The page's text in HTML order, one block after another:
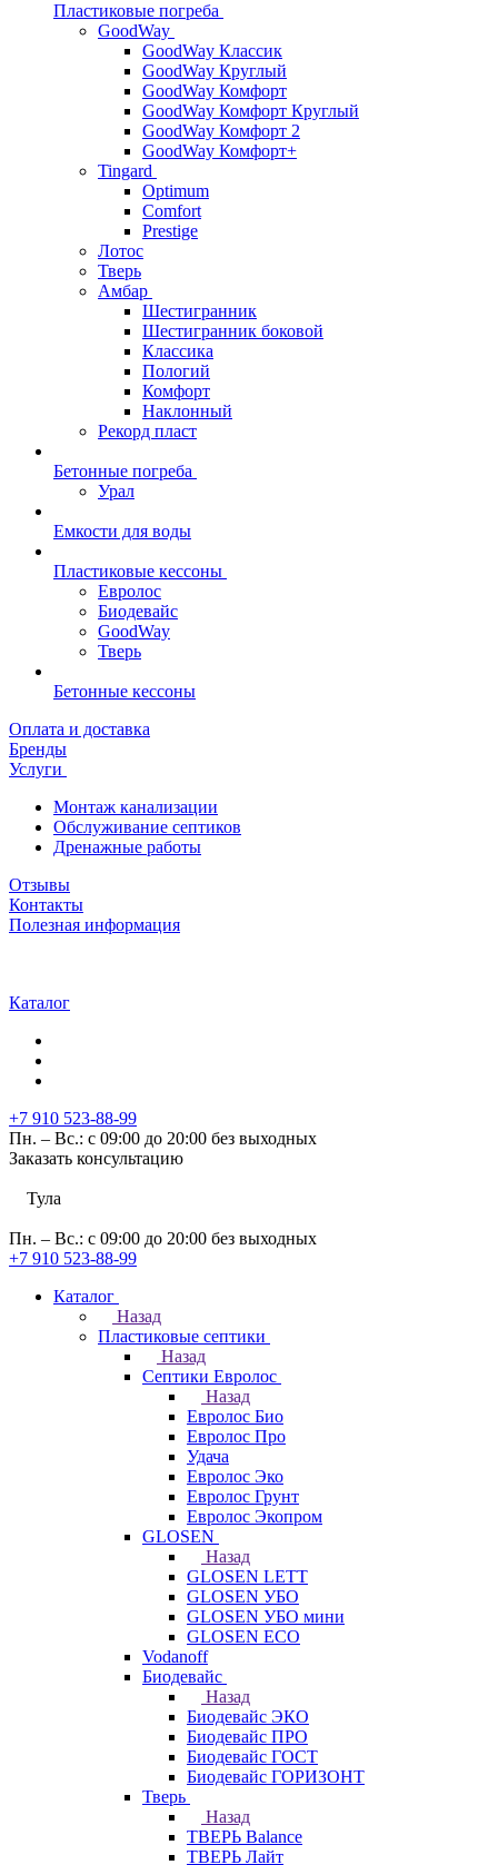
Пластиковые погреба
GoodWay
GoodWay Классик
GoodWay Круглый
GoodWay Комфорт
GoodWay Комфорт Круглый
GoodWay Комфорт 2
GoodWay Комфорт+
Tingard
Optimum
Comfort
Prestige
Лотос
Тверь
Амбар
Шестигранник
Шестигранник боковой
Классика
Пологий
Комфорт
Наклонный
Рекорд пласт
Бетонные погреба
Урал
Емкости для воды
Пластиковые кессоны
Евролос
Биодевайс
GoodWay
Тверь
Бетонные кессоны
Оплата и доставка
Бренды
Услуги
Монтаж канализации
Обслуживание септиков
Дренажные работы
Отзывы
Контакты
Полезная информация
Каталог
+7 910 523-88-99
Пн. – Вс.: с 09:00 до 20:00 без выходных
Заказать консультацию
Тула
Пн. – Вс.: с 09:00 до 20:00 без выходных
+7 910 523-88-99
Каталог
Назад
Пластиковые септики
Назад
Септики Евролос
Назад
Евролос Био
Евролос Про
Удача
Евролос Эко
Евролос Грунт
Евролос Экопром
GLOSEN
Назад
GLOSEN LETT
GLOSEN УБО
GLOSEN УБО мини
GLOSEN ECO
Vodanoff
Биодевайс
Назад
Биодевайс ЭКО
Биодевайс ПРО
Биодевайс ГОСТ
Биодевайс ГОРИЗОНТ
Тверь
Назад
ТВЕРЬ Balance
ТВЕРЬ Лайт